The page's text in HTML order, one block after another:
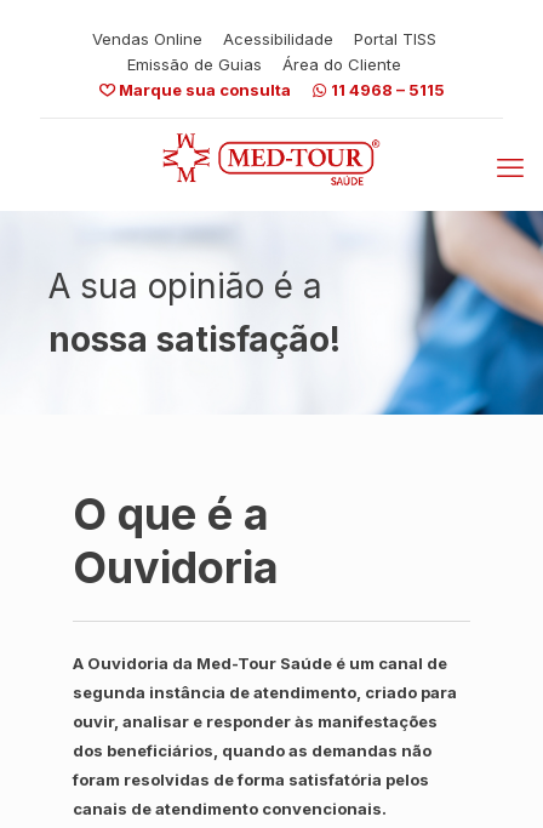
Vendas Online Acessibilidade
Portal TISS
Emissão de Guias
Área do Cliente
Marque sua consulta
11 4968 – 5115
A sua opinião é a
nossa satisfação!
O que é a
Ouvidoria
A Ouvidoria da Med-Tour Saúde é um canal de
segunda instância de atendimento, criado para
ouvir, analisar e responder às manifestações
dos beneficiários, quando as demandas não
foram resolvidas de forma satisfatória pelos
canais de atendimento convencionais.